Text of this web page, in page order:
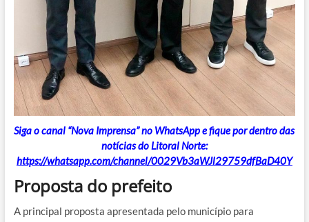
Siga o canal “Nova Imprensa” no WhatsApp e fique por dentro das
notícias do Litoral Norte:
https://whatsapp.com/channel/0029Vb3aWJl29759dfBaD40Y
Proposta do prefeito
A principal proposta apresentada pelo município para